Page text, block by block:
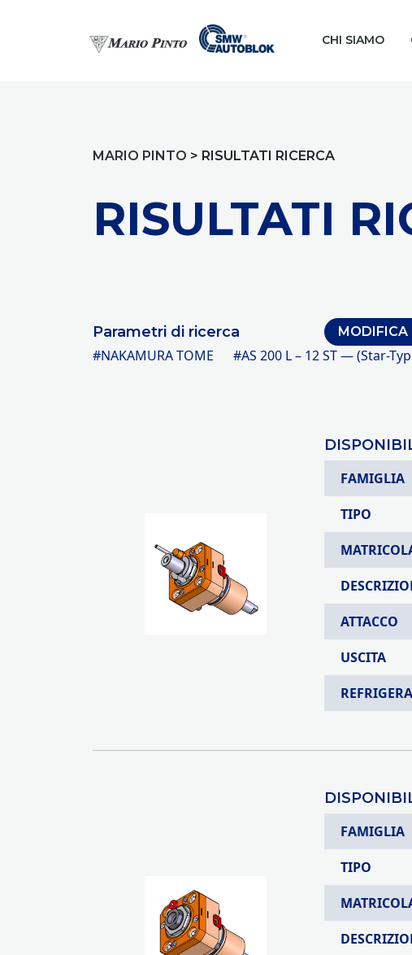
CHI SIAMO
MARIO PINTO > RISULTATI RICERCA
RISULTATI
Parametri di ricerca MODIFICA
#NAKAMURA TOME #AS 200 L – 12 ST — (Star-
FAMIGLIA
TIPO
ATTACCO
USCITA
FAMIGLIA
TIPO